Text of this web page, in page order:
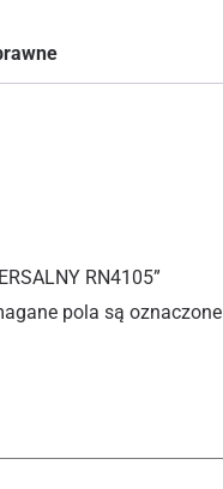
RN4105”
pola są oznaczone